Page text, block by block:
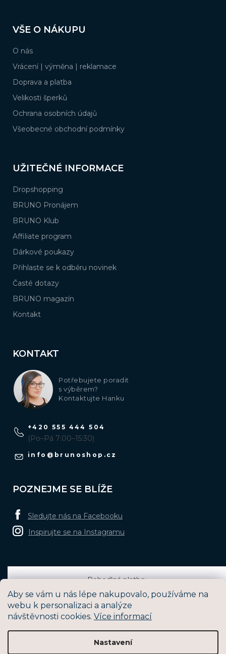
Aby se vám u nás lépe nakupovalo, používáme na
webu k personalizaci a analýze
návštěvnosti cookies. Více informací
Nastavení
pVŠE O NÁKUPU
O nás
Vrácení | výměna | reklamace
Doprava a platba
Velikosti šperků
Ochrana osobních údajů
Všeobecné obchodní podmínky
UŽITEČNÉ INFORMACE
Dropshopping
BRUNO Pronájem
BRUNO Klub
Affiliate program
Dárkové poukazy
Přihlaste se k odběru novinek
Časté dotazy
BRUNO magazín
Kontakt
KONTAKT
Potřebujete poradit
s výběrem?
Kontaktujte Hanku
info @ brunoshop.cz
+420 555 444 504
(Po–Pá 7:00–15:30)
POZNEJME SE BLÍŽE
Sledujte nás na Facebooku
Inspirujte se na Instagramu
Pohodlná platba: